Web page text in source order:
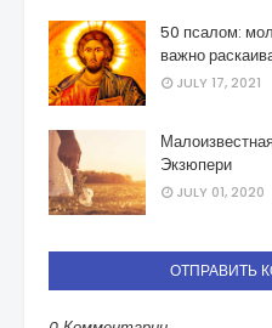
50 псалом:
важно
JULY 17, 2021
Экзюпери
JULY 01, 2020
ОТПРАВИТЬ